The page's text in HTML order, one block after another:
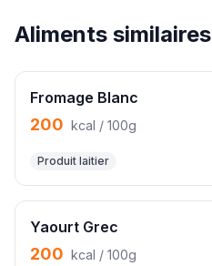
Aliments similaires
Fromage Blanc
200 kcal / 100g
Produit laitier
Yaourt Grec
200 kcal / 100g